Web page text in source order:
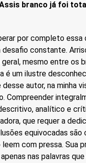
branco já foi
por completo essa
desafio constante.
mesmo entre os
é um ilustre
autor, na minha
Compreender
analítico e
que requer a
equivocadas são
leem com pressa. Sua
nas palavras